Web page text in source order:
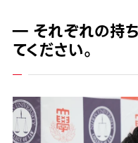
― それぞれの持
てください。